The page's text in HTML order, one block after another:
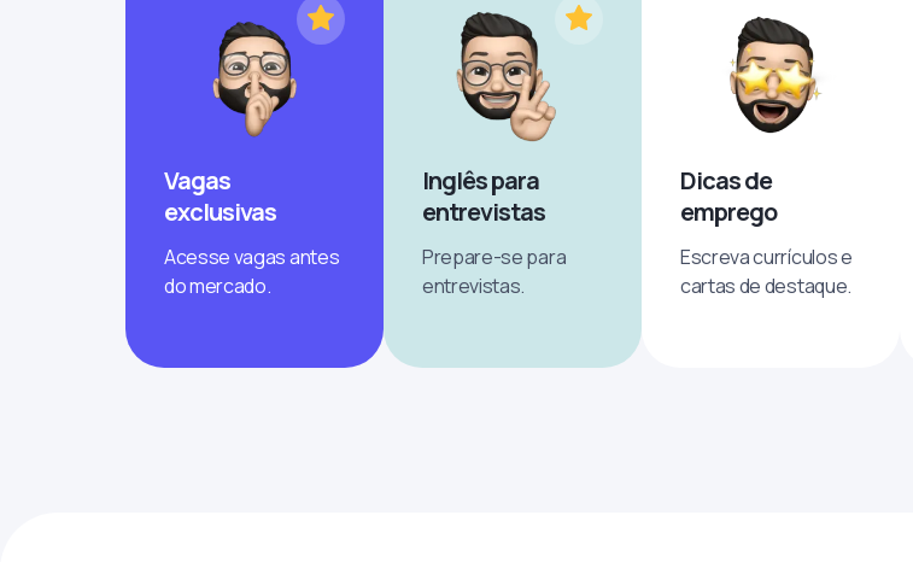
Vagas
exclusivas
Acesse vagas antes
do mercado.
Inglês para
entrevistas
Prepare-se para
entrevistas.
Dicas de
emprego
Escreva currículos e
cartas de destaque.